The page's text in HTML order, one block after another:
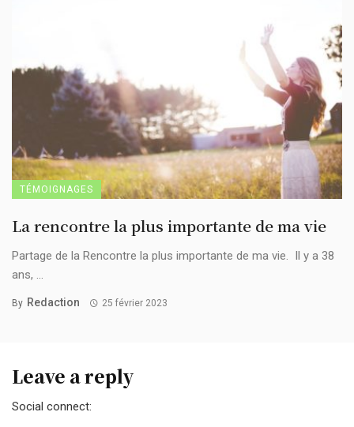
TÉMOIGNAGES
La rencontre la plus importante de ma vie
Partage de la Rencontre la plus importante de ma vie. Il y a 38
ans, ...
By Redaction 25 février 2023
Leave a reply
Social connect: